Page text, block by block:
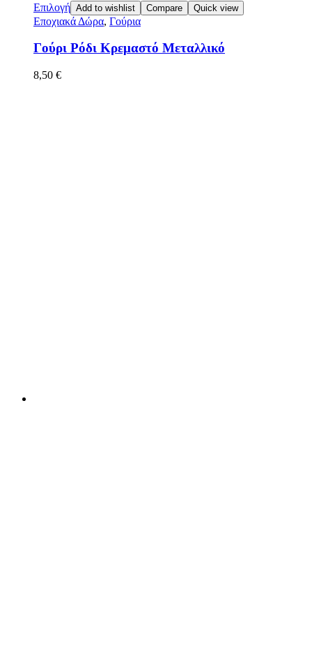
Επιλογή Add to wishlist Compare Quick view
Εποχιακά Δώρα, Γούρια
Γούρι Ρόδι Κρεμαστό Mεταλλικό
8,50 €